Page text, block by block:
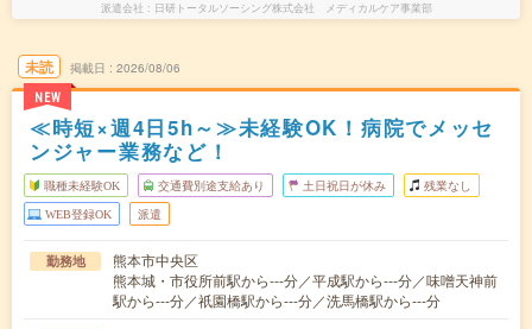
派遣会社 日研トータルソーシング株式会社 メディカルケア事業部
未読
NEW
掲載日 2026/08/06
≪時短×週4日5h～≫未経験OK！病院でメッセ
ンジャー業務など！
職種未経験OK 交通費別途支給あり 土日祝日が休み 残業なし
WEB登録OK 派遣
勤務地
熊本市中央区
熊本城・市役所前駅から---分／平成駅から---分／味噌天神前
駅から---分／祇園橋駅から---分／洗馬橋駅から---分